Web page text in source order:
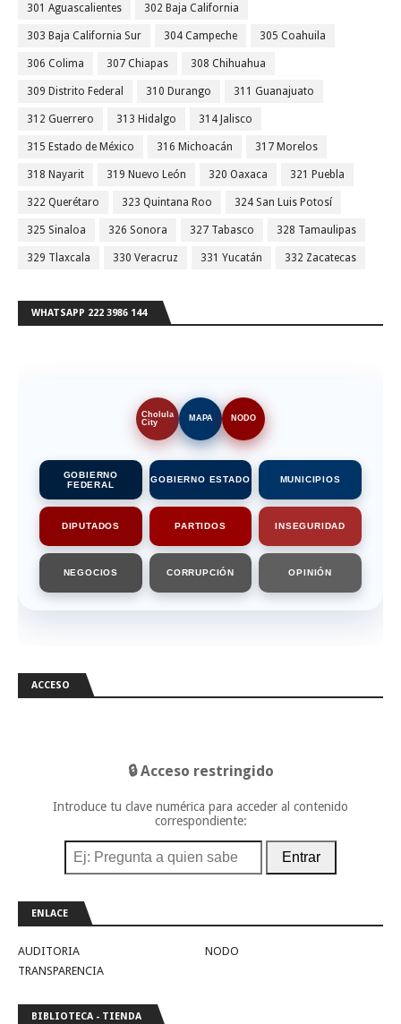
301 Aguascalientes 302 Baja California
303 Baja California Sur 304 Campeche 305 Coahuila
306 Colima 307 Chiapas 308 Chihuahua
309 Distrito Federal 310 Durango 311 Guanajuato
312 Guerrero 313 Hidalgo 314 Jalisco
315 Estado de México 316 Michoacán 317 Morelos
318 Nayarit 319 Nuevo León 320 Oaxaca 321 Puebla
322 Querétaro 323 Quintana Roo 324 San Luis Potosí
325 Sinaloa 326 Sonora 327 Tabasco 328 Tamaulipas
329 Tlaxcala 330 Veracruz 331 Yucatán 332 Zacatecas
WHATSAPP 222 3986 144
Cholula
City
MAPA NODO
GOBIERNO
FEDERAL
GOBIERNO ESTADO MUNICIPIOS
DIPUTADOS PARTIDOS INSEGURIDAD
NEGOCIOS CORRUPCIÓN OPINIÓN
ACCESO
🔒 Acceso restringido
Introduce tu clave numérica para acceder al contenido
correspondiente:
Entrar
ENLACE
AUDITORIA
NODO
TRANSPARENCIA
BIBLIOTECA - TIENDA